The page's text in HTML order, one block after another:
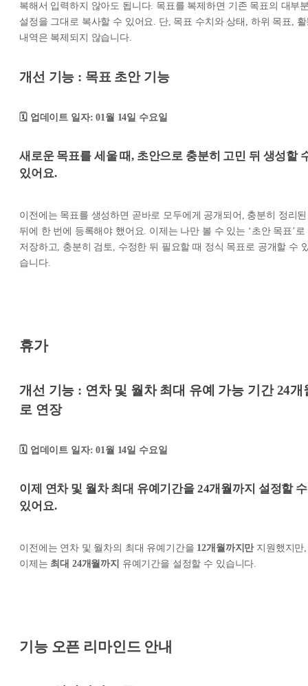
복해서 입력하지 않아도 됩니다. 목표를 복제하면 기존 목표의 대부
설정을 그대로 복사할 수 있어요. 단, 목표 수치와 상태, 하위 목표, 활
내역은 복제되지 않습니다.
개선 기능 : 목표 초안 기능
🗓️ 업데이트 일자: 01월 14일 수요일
새로운 목표를 세울 때, 초안으로 충분히 고민 뒤 생성할
있어요.
이전에는 목표를 생성하면 곧바로 모두에게 공개되어, 충분히 정리된
뒤에 한 번에 등록해야 했어요. 이제는 나만 볼 수 있는 ‘초안 목표’로
저장하고, 충분히 검토, 수정한 뒤 필요할 때 정식 목표로 공개할 수
습니다.
휴가
개선 기능 : 연차 및 월차 최대 유예 가능 기간 24개
로 연장
🗓️ 업데이트 일자: 01월 14일 수요일
이제 연차 및 월차 최대 유예기간을 24개월까지 설정할 수
있어요.
이전에는 연차 및 월차의 최대 유예기간을 12개월까지만지원했지만,
이제는 최대 24개월까지 유예기간을 설정할 수 있습니다.
기능 오픈 리마인드 안내